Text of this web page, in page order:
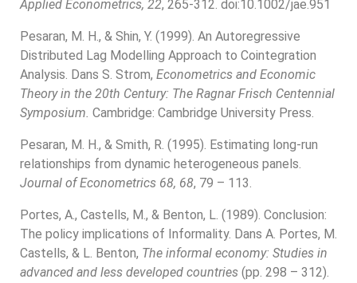
Applied Econometrics, 22, 265-312. doi:10.1002/jae.951
Pesaran, M. H., & Shin, Y. (1999). An Autoregressive
Distributed Lag Modelling Approach to Cointegration
Analysis. Dans S. Strom, Econometrics and Economic
Theory in the 20th Century: The Ragnar Frisch Centennial
Symposium. Cambridge: Cambridge University Press.
Pesaran, M. H., & Smith, R. (1995). Estimating long-run
relationships from dynamic heterogeneous panels.
Journal of Econometrics 68, 68, 79 – 113.
Portes, A., Castells, M., & Benton, L. (1989). Conclusion:
The policy implications of Informality. Dans A. Portes, M.
Castells, & L. Benton, The informal economy: Studies in
advanced and less developed countries (pp. 298 – 312).